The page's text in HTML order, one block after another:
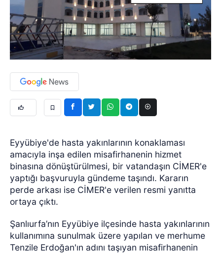
Eyyübiye'de hasta yakınlarının konaklaması
amacıyla inşa edilen misafirhanenin hizmet
binasına dönüştürülmesi, bir vatandaşın CİMER'e
yaptığı başvuruyla gündeme taşındı. Kararın
perde arkası ise CİMER'e verilen resmi yanıtta
ortaya çıktı.
Şanlıurfa’nın Eyyübiye ilçesinde hasta yakınlarının
kullanımına sunulmak üzere yapılan ve merhume
Tenzile Erdoğan'ın adını taşıyan misafirhanenin